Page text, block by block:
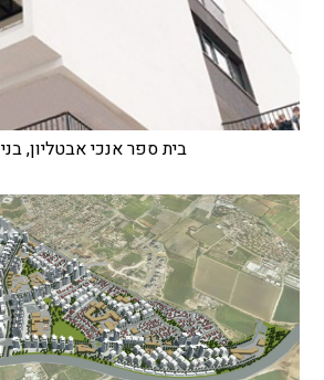
בית ספר אנכי אבטליון,